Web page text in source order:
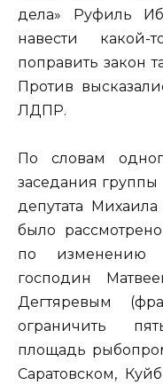
дела» Руфиль
навести
поправить закон
Против
ЛДПР.
По словам
заседания группы
депутата
было
по изменению
господин
Дегтяревым
ограничить
площадь
Саратовском,